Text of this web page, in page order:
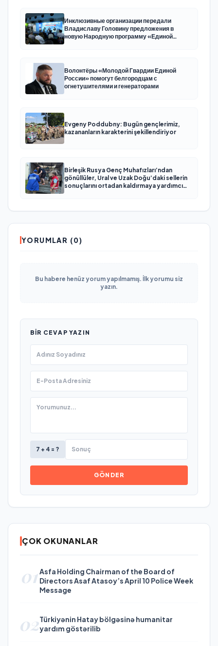
Инклюзивные организации передали
Владиславу Головину предложения в
новую Народную программу «Единой
Волонтёры «Молодой Гвардии Единой
России» помогут белгородцам с
огнетушителями и генераторами
Evgeny Poddubny: Bugün gençlerimiz,
kazananların karakterini şekillendiriyor
Birleşik Rusya Genç Muhafızları’ndan
gönüllüler, Ural ve Uzak Doğu’daki sellerin
sonuçlarını ortadan kaldırmaya yardımcı
YORUMLAR (0)
Bu habere henüz yorum yapılmamış. İlk yorumu siz
yazın.
BIR CEVAP YAZIN
7 + 4 = ?
GÖNDER
ÇOK OKUNANLAR
01Asfa Holding Chairman of the Board of
Directors Asaf Atasoy’s April 10 Police Week
Message
02Türkiyənin Hatay bölgəsinə humanitar
yardım göstərilib